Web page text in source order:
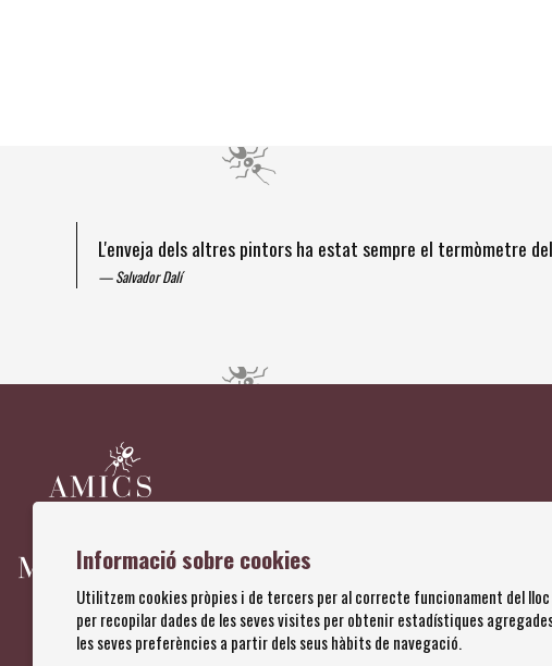
L'enveja dels altres pintors ha estat sempre el termòmetre
Salvador Dalí
Informació sobre cookies
Utilitzem cookies pròpies i de tercers per al correcte funcionament del
per recopilar dades de les seves visites per obtenir estadístiques
les seves preferències a partir dels seus hàbits de navegació.